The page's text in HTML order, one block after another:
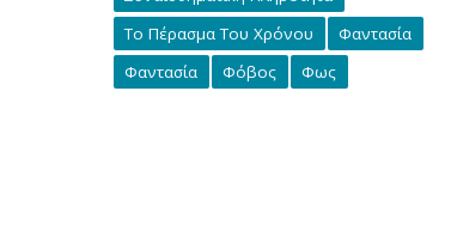
Το Πέρασμα Του Χρόνου
Φαντασία
Φαντασία
Φόβος Φως